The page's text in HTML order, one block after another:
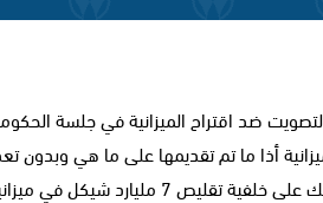
ضد اقتراح الميزانية في جلسة
أذا ما تم تقديمها على ما هي